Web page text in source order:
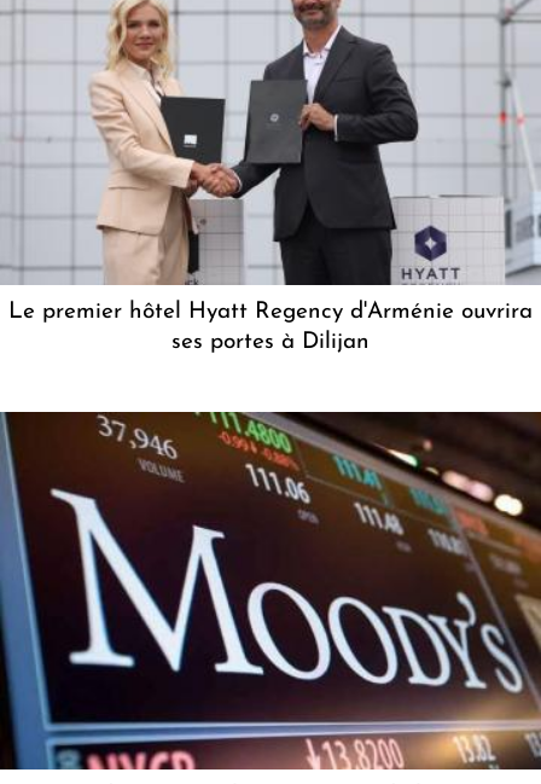
Le premier hôtel Hyatt Regency d'Arménie ouvrira
ses portes à Dilijan